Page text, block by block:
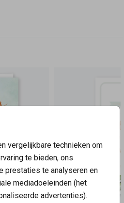
vergelijkbare technieken om
te bieden, ons
prestaties te analyseren en
mediadoeleinden (het
advertenties).